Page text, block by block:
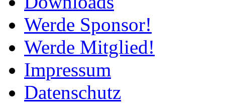
Werde Sponsor!
Werde Mitglied!
Impressum
Datenschutz